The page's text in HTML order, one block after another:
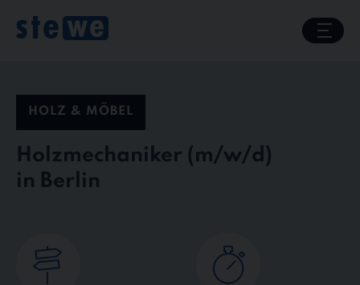
content
HOLZ & MÖBEL
Holzmechaniker
in Berlin